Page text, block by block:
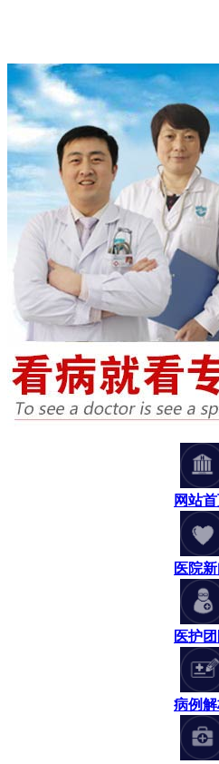
网站
医院
医护
病例